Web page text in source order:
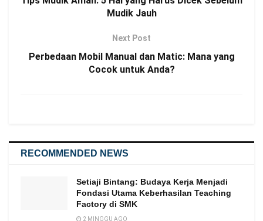
Mudik Jauh
Next Post
Perbedaan Mobil Manual dan Matic: Mana yang
Cocok untuk Anda?
RECOMMENDED NEWS
Setiaji Bintang: Budaya Kerja Menjadi
Fondasi Utama Keberhasilan Teaching
Factory di SMK
2 MINGGU AGO